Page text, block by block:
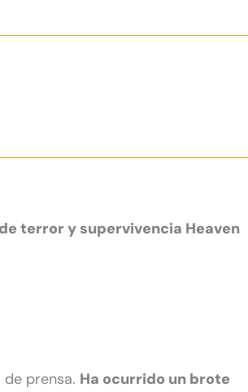
terror y supervivencia Heaven
prensa. Ha ocurrido un brote